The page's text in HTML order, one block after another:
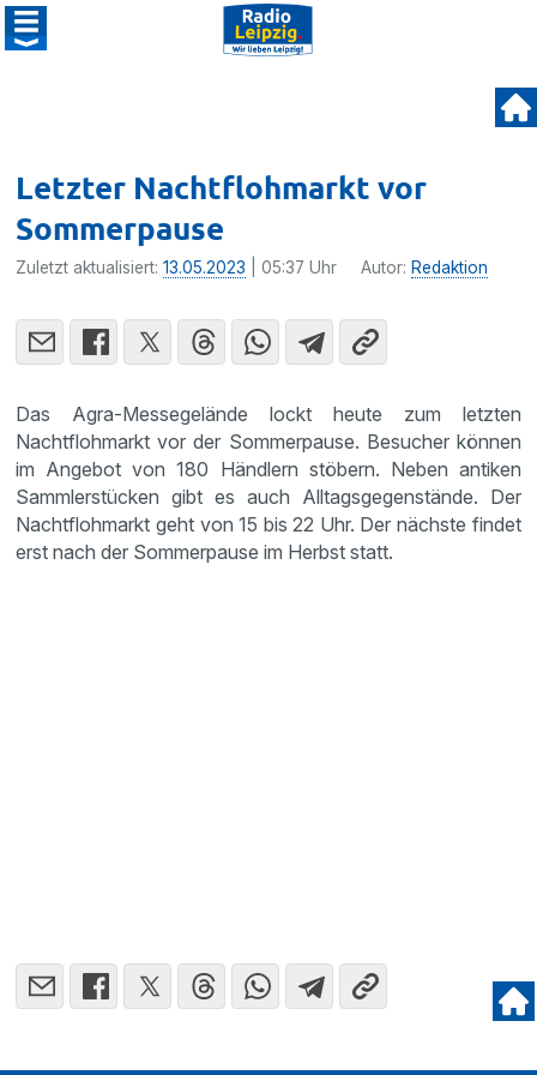
Letzter Nachtflohmarkt vor
Sommerpause
Zuletzt aktualisiert:13.05.2023 | 05:37 Uhr Autor: Redaktion
Das Agra-Messegelände lockt heute zum letzten
Nachtflohmarkt vor der Sommerpause. Besucher können
im Angebot von 180 Händlern stöbern. Neben antiken
Sammlerstücken gibt es auch Alltagsgegenstände. Der
Nachtflohmarkt geht von 15 bis 22 Uhr. Der nächste findet
erst nach der Sommerpause im Herbst statt.